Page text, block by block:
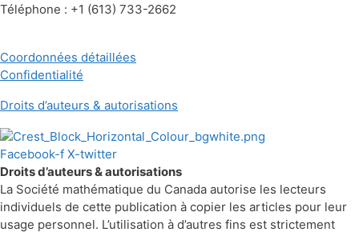
Téléphone : +1 (613) 733-2662
Coordonnées détaillées
Confidentialité
Droits d’auteurs & autorisations
Facebook-f X-twitter
Droits d’auteurs & autorisations
La Société mathématique du Canada autorise les lecteurs
individuels de cette publication à copier les articles pour leur
usage personnel. L’utilisation à d’autres fins est strictement